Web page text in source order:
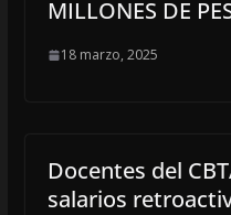
MILLONES DE
18 marzo, 2025
Docentes del
salarios